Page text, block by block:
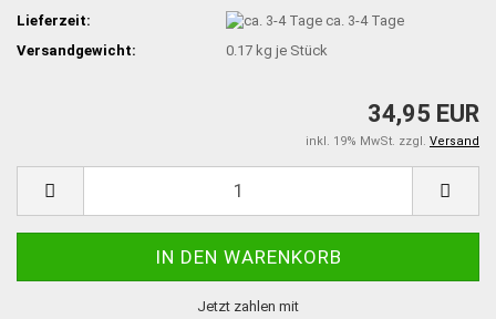
Lieferzeit:
ca. 3-4 Tage
Versandgewicht:
0.17 kg je Stück
34,95 EUR
inkl. 19% MwSt. zzgl. Versand
Jetzt zahlen mit